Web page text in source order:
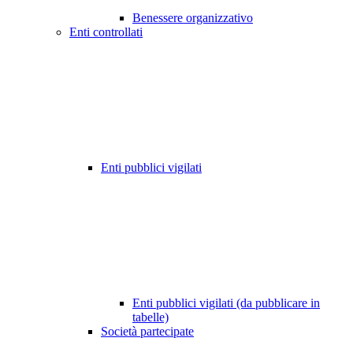
Benessere organizzativo
Enti controllati
Enti pubblici vigilati
Enti pubblici vigilati (da pubblicare in
tabelle)
Società partecipate